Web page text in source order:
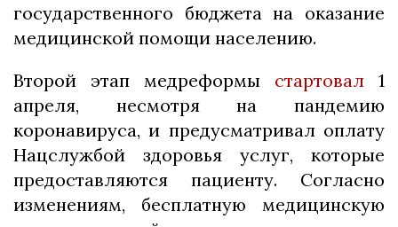
государственного бюджета на оказание
медицинской помощи населению.
Второй этап медреформы стартовал 1
апреля, несмотря на пандемию
коронавируса, и предусматривал оплату
Нацслужбой здоровья услуг, которые
предоставляются пациенту. Согласно
изменениям, бесплатную медицинскую